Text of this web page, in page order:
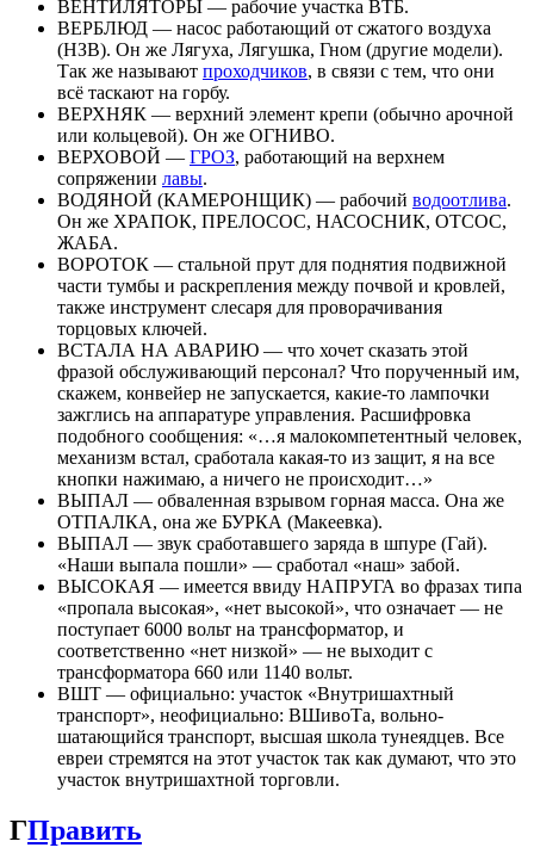
ВЕНТИЛЯТОРЫ — рабочие участка ВТБ.
ВЕРБЛЮД — насос работающий от сжатого воздуха
(НЗВ). Он же Лягуха, Лягушка, Гном (другие модели).
Так же называют проходчиков, в связи с тем, что они
всё таскают на горбу.
ВЕРХНЯК — верхний элемент крепи (обычно арочной
или кольцевой). Он же ОГНИВО.
ВЕРХОВОЙ — ГРОЗ, работающий на верхнем
сопряжении лавы.
ВОДЯНОЙ (КАМЕРОНЩИК) — рабочий водоотлива.
Он же ХРАПОК, ПРЕЛОСОС, НАСОСНИК, ОТСОС,
ЖАБА.
ВОРОТОК — стальной прут для поднятия подвижной
части тумбы и раскрепления между почвой и кровлей,
также инструмент слесаря для проворачивания
торцовых ключей.
ВСТАЛА НА АВАРИЮ — что хочет сказать этой
фразой обслуживающий персонал? Что порученный им,
скажем, конвейер не запускается, какие-то лампочки
зажглись на аппаратуре управления. Расшифровка
подобного сообщения: «…я малокомпетентный человек,
механизм встал, сработала какая-то из защит, я на все
кнопки нажимаю, а ничего не происходит…»
ВЫПАЛ — обваленная взрывом горная масса. Она же
ОТПАЛКА, она же БУРКА (Макеевка).
ВЫПАЛ — звук сработавшего заряда в шпуре (Гай).
«Наши выпала пошли» — сработал «наш» забой.
ВЫСОКАЯ — имеется ввиду НАПРУГА во фразах типа
«пропала высокая», «нет высокой», что означает — не
поступает 6000 вольт на трансформатор, и
соответственно «нет низкой» — не выходит с
трансформатора 660 или 1140 вольт.
ВШТ — официально: участок «Внутришахтный
транспорт», неофициально: ВШивоТа, вольно-
шатающийся транспорт, высшая школа тунеядцев. Все
евреи стремятся на этот участок так как думают, что это
участок внутришахтной торговли.
ГПравить